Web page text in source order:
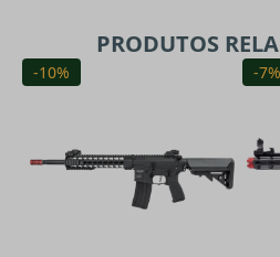
PRODUTOS
-10% -7%